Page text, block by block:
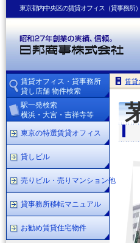
東京都内中央区の賃貸オフィス（貸事務所
賃貸
賃貸オフィス・貸事務所
貸し店舗 物件検索
駅一発検索
横浜・大宮・吉祥寺等
東京の特選賃貸オフィス
貸しビル
売りビル・売りマンション他
貸事務所移転マニュアル
お勧め賃貸住宅物件